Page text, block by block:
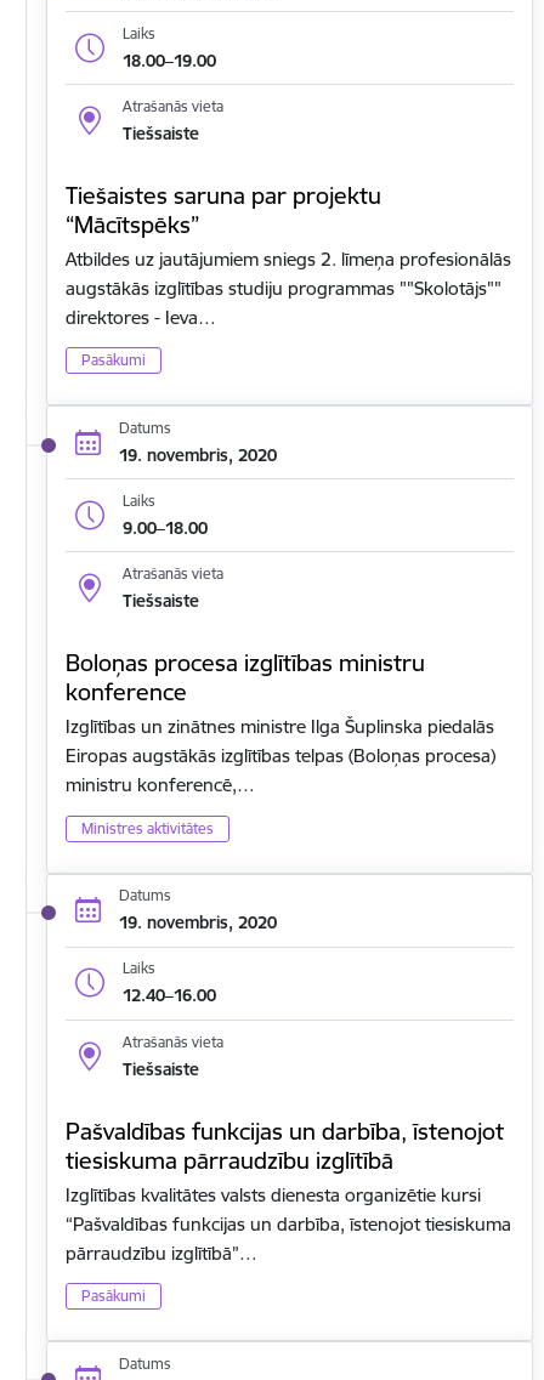
Laiks
18.00–19.00
Atrašanās vieta
Tiešsaiste
Tiešaistes saruna par projektu
“Mācītspēks”
Atbildes uz jautājumiem sniegs 2. līmeņa profesionālās
augstākās izglītības studiju programmas ""Skolotājs""
direktores - Ieva…
Pasākumi
Datums
19. novembris, 2020
Laiks
9.00–18.00
Atrašanās vieta
Tiešsaiste
Boloņas procesa izglītības ministru
konference
Izglītības un zinātnes ministre Ilga Šuplinska piedalās
Eiropas augstākās izglītības telpas (Boloņas procesa)
ministru konferencē,…
Ministres aktivitātes
Datums
19. novembris, 2020
Laiks
12.40–16.00
Atrašanās vieta
Tiešsaiste
Pašvaldības funkcijas un darbība, īstenojot
tiesiskuma pārraudzību izglītībā
Izglītības kvalitātes valsts dienesta organizētie kursi
“Pašvaldības funkcijas un darbība, īstenojot tiesiskuma
pārraudzību izglītībā”…
Pasākumi
Datums